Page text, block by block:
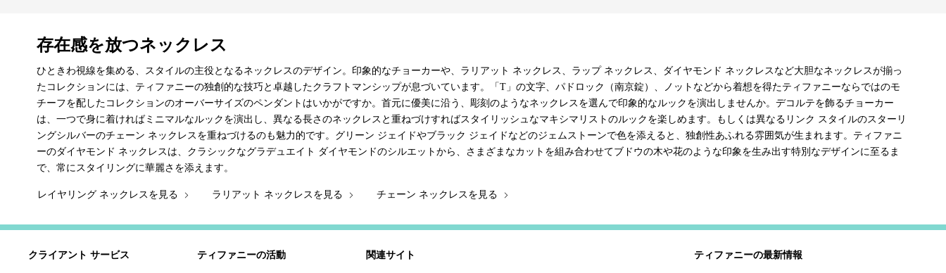
存在感を放つネックレス
ひときわ視線を集める、スタイルの主役となるネックレスのデザイン。印象的なチョーカーや、ラリアット ネックレス、ラップ ネックレス、ダイヤモンド ネックレスなど大胆なネックレスが揃っ
たコレクションには、ティファニーの独創的な技巧と卓越したクラフトマンシップが息づいています。「T」の文字、パドロック（南京錠）、ノットなどから着想を得たティファニーならではのモ
チーフを配したコレクションのオーバーサイズのペンダントはいかがですか。首元に優美に沿う、彫刻のようなネックレスを選んで印象的なルックを演出しませんか。デコルテを飾るチョーカー
は、一つで身に着ければミニマルなルックを演出し、異なる長さのネックレスと重ねづけすればスタイリッシュなマキシマリストのルックを楽しめます。もしくは異なるリンク スタイルのスターリ
ングシルバーのチェーン ネックレスを重ねづけるのも魅力的です。グリーン ジェイドやブラック ジェイドなどのジェムストーンで色を添えると、独創性あふれる雰囲気が生まれます。ティファニ
ーのダイヤモンド ネックレスは、クラシックなグラデュエイト ダイヤモンドのシルエットから、さまざまなカットを組み合わせてブドウの木や花のような印象を生み出す特別なデザインに至るま
で、常にスタイリングに華麗さを添えます。
レイヤリング ネックレスを見る ラリアット ネックレスを見る チェーン ネックレスを見る
クライアント サービス ティファニーの活動 関連サイト ティファニーの最新情報